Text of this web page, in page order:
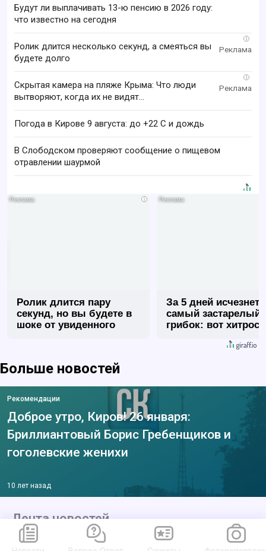
Будут ли выплачивать 13-ю пенсию в 2026 году:
что известно на сегодня
i
Ролик длится несколько секунд, а смеяться вы
будете долго
i
Скрытая камера на пляже Крыма: Что люди
вытворяют, когда их не видят...
Погода в Кирове 9 августа: до +22 C и дождь
В Слободском проверяют сообщение о пищевом
отравлении шаурмой
i
Ролик длится пару
секунд, но вы будете в
шоке от увиденного
За 5 дней исчезнет
самый застарелый
грибок: вот
Больше новостей
Рекомендации
Доброе утро, Киров! 26 января:
Бриллиантовый Борис Гребенщиков и
гоголевские женихи
10 лет назад
Лента новостей
Магнитная буря 9 августа: